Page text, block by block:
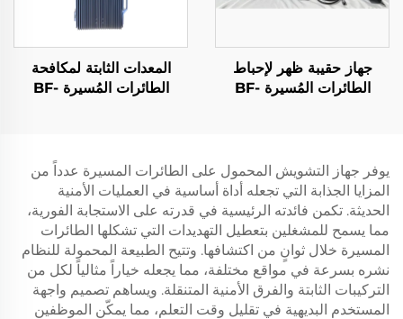
جهاز حقيبة ظهر لإحباط
الطائرات المُسيرة BF-
المعدات الثابتة لمكافحة
الطائرات المُسيرة BF-
يوفر جهاز التشويش المحمول على الطائرات المسيرة عدداً من
المزايا الجذابة التي تجعله أداة أساسية في العمليات الأمنية
الحديثة. تكمن فائدته الرئيسية في قدرته على الاستجابة الفورية،
مما يسمح للمشغلين بتعطيل التهديدات التي تشكلها الطائرات
المسيرة خلال ثوانٍ من اكتشافها. وتتيح الطبيعة المحمولة للنظام
نشره بسرعة في مواقع مختلفة، مما يجعله خياراً مثالياً لكل من
التركيبات الثابتة والفرق الأمنية المتنقلة. ويساهم تصميم واجهة
المستخدم البديهية في تقليل وقت التعلم، مما يمكّن الموظفين